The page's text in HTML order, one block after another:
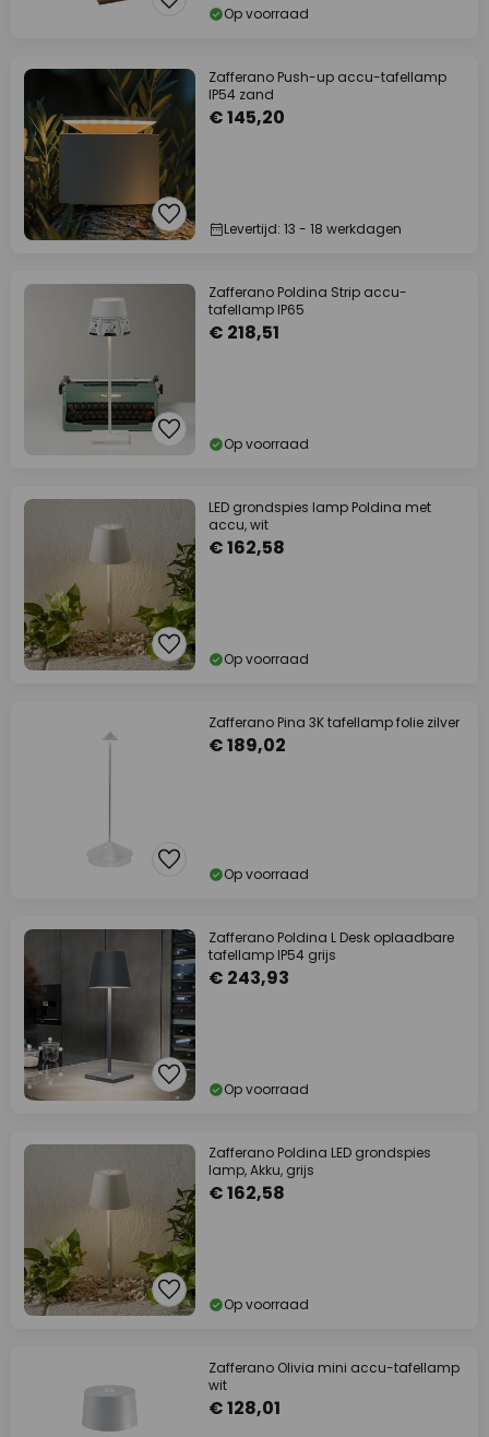
Op voorraad
Zafferano Push-up accu-tafellamp
IP54 zand
€ 145,20
Levertijd: 13 - 18 werkdagen
Zafferano Poldina Strip accu-
tafellamp IP65
€ 218,51
Op voorraad
LED grondspies lamp Poldina met
accu, wit
€ 162,58
Op voorraad
Zafferano Pina 3K tafellamp folie zilver
€ 189,02
Op voorraad
Zafferano Poldina L Desk oplaadbare
tafellamp IP54 grijs
€ 243,93
Op voorraad
Zafferano Poldina LED grondspies
lamp, Akku, grijs
€ 162,58
Op voorraad
Zafferano Olivia mini accu-tafellamp
wit
€ 128,01